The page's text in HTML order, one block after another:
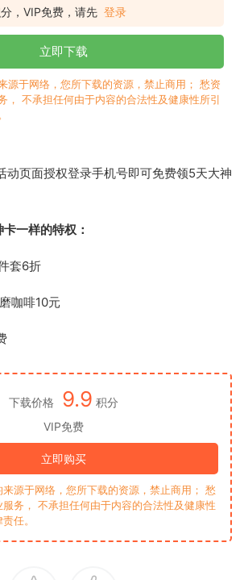
，VIP免费，请先 登录
立即下载
源于网络，您所下载的资源，禁止商用； 愁资
， 不承担任何由于内容的合法性及健康性所引
动页面授权登录手机号即可免费领5天大神
一样的特权：
套6折
咖啡10元
下载价格 9.9 积分
VIP免费
立即购买
源于网络，您所下载的资源，禁止商用； 愁
务， 不承担任何由于内容的合法性及健康性
任。